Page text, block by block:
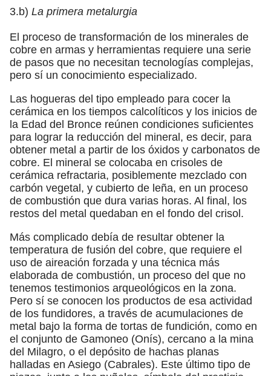
3.b) La primera metalurgia
El proceso de transformación de los minerales de
cobre en armas y herramientas requiere una serie
de pasos que no necesitan tecnologías complejas,
pero sí un conocimiento especializado.
Las hogueras del tipo empleado para cocer la
cerámica en los tiempos calcolíticos y los inicios de
la Edad del Bronce reúnen condiciones suficientes
para lograr la reducción del mineral, es decir, para
obtener metal a partir de los óxidos y carbonatos de
cobre. El mineral se colocaba en crisoles de
cerámica refractaria, posiblemente mezclado con
carbón vegetal, y cubierto de leña, en un proceso
de combustión que dura varias horas. Al final, los
restos del metal quedaban en el fondo del crisol.
Más complicado debía de resultar obtener la
temperatura de fusión del cobre, que requiere el
uso de aireación forzada y una técnica más
elaborada de combustión, un proceso del que no
tenemos testimonios arqueológicos en la zona.
Pero sí se conocen los productos de esa actividad
de los fundidores, a través de acumulaciones de
metal bajo la forma de tortas de fundición, como en
el conjunto de Gamoneo (Onís), cercano a la mina
del Milagro, o el depósito de hachas planas
halladas en Asiego (Cabrales). Este último tipo de